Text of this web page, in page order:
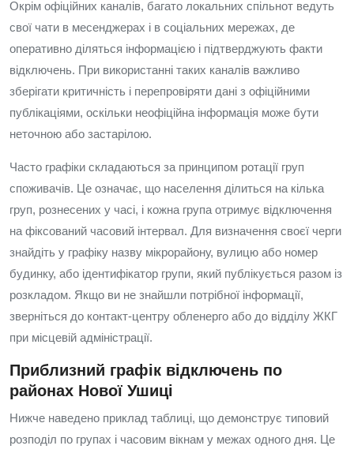
Окрім офіційних каналів, багато локальних спільнот ведуть
свої чати в месенджерах і в соціальних мережах, де
оперативно діляться інформацією і підтверджують факти
відключень. При використанні таких каналів важливо
зберігати критичність і перепровіряти дані з офіційними
публікаціями, оскільки неофіційна інформація може бути
неточною або застарілою.
Часто графіки складаються за принципом ротації груп
споживачів. Це означає, що населення ділиться на кілька
груп, рознесених у часі, і кожна група отримує відключення
на фіксований часовий інтервал. Для визначення своєї черги
знайдіть у графіку назву мікрорайону, вулицю або номер
будинку, або ідентифікатор групи, який публікується разом із
розкладом. Якщо ви не знайшли потрібної інформації,
зверніться до контакт-центру обленерго або до відділу ЖКГ
при місцевій адміністрації.
Приблизний графік відключень по
районах Нової Ушиці
Нижче наведено приклад таблиці, що демонструє типовий
розподіл по групах і часовим вікнам у межах одного дня. Це